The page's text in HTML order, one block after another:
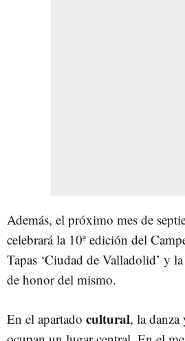
Además, el próximo mes de
celebrará la 10ª edición del
Tapas ‘Ciudad de Valladolid’ y
de honor del mismo.
En el apartado cultural, la danza